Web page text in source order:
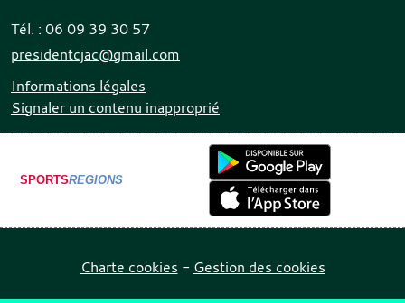
Tél. : 06 09 39 30 57
presidentcjac@gmail.com
Informations légales
Signaler un contenu inapproprié
SPORTSREGIONS
Charte cookies Gestion des cookies